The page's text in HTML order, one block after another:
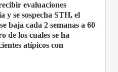
evaluaciones
y se sospecha STH, el
baja cada 2 semanas a 60
de los cuales se ha
atípicos con